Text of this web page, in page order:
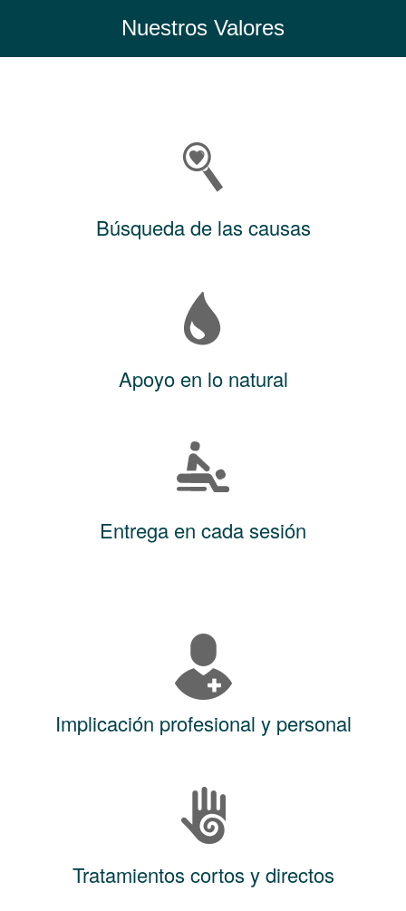
Nuestros Valores
Búsqueda de las causas
Apoyo en lo natural
Entrega en cada sesión
Implicación profesional y personal
Tratamientos cortos y directos